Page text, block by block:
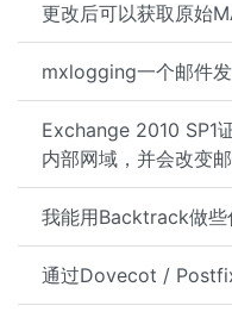
更改后可以获取原始
mxlogging一个邮件
Exchange 2010 SP1
内部网域，并会改变
我能用Backtrack做些
通过Dovecot /